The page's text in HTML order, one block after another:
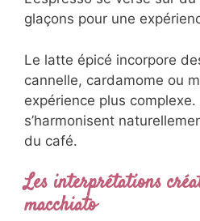
glaçons pour une
Le latte épicé incorpore
cannelle, cardamome ou
expérience plus complexe.
s’harmonisent
du café.
Les interprétations
macchiato